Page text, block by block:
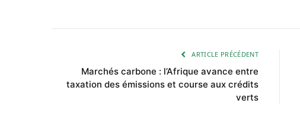
ARTICLE PRÉCÉDENT
Marchés carbone : l’Afrique avance entre
taxation des émissions et course aux crédits
verts